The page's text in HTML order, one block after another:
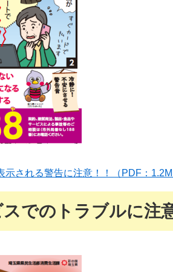
される警告に注意！！（PDF：
でのトラブルに注